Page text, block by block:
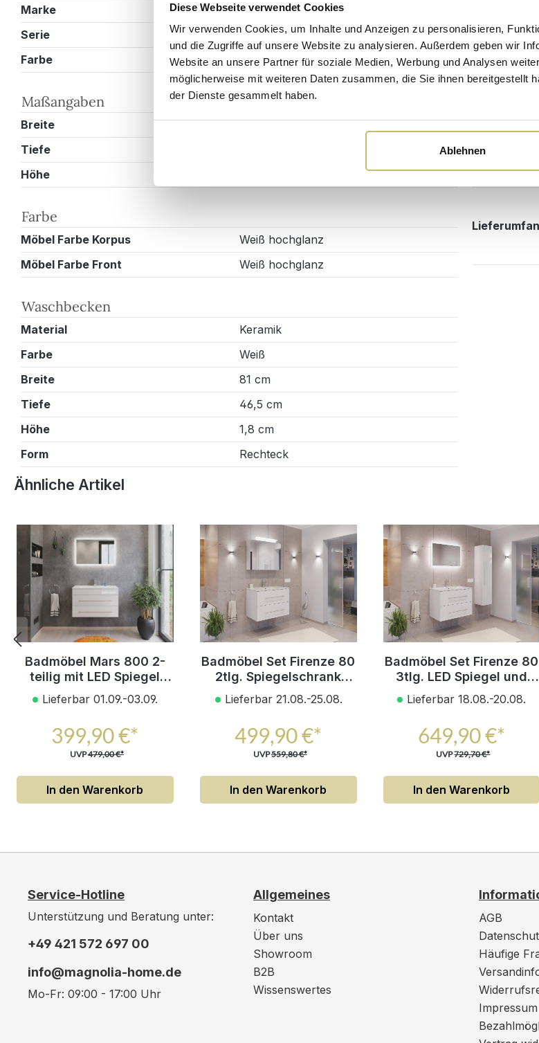
Diese Webseite verwendet Cookies
Wir verwenden Cookies, um Inhalte und Anzeigen zu personalisieren,
und die Zugriffe auf unsere Website zu analysieren. Außerdem geben wir
Website an unsere Partner für soziale Medien, Werbung und Analysen
möglicherweise mit weiteren Daten zusammen, die Sie ihnen bereitgestellt
der Dienste gesammelt haben.
Ablehnen
Marke
Magnolia Home
Serie
Taifun
Farbe
Weiss hochglanz
Maßangaben
Breite
81 cm
Tiefe
Höhe
Farbe
Möbel Farbe Korpus
Weiß hochglanz
Möbel Farbe Front
Weiß hochglanz
Waschbecken
Material
Keramik
Farbe
Weiß
Breite
81 cm
Tiefe
46,5 cm
Höhe
1,8 cm
Form
Rechteck
Möbel Form
Grifftyp
Montage
Montageart
Produktgalerie überspringen
Ähnliche Artikel
Badmöbel Mars 800 2-
teilig mit LED Spiegel
SlimLine weiss
hochglanz
Lieferbar 01.09.-03.09.
399,90 €*
UVP479,00 €*
In den Warenkorb
Badmöbel Set Firenze 80
2tlg. Spiegelschrank
Softclose weiß
hochglanz
Lieferbar 21.08.-25.08.
499,90 €*
UVP559,80 €*
In den Warenkorb
Badmöbel Set Firenze 80
3tlg. LED Spiegel und
Hochschrank weiß
hochglanz
Lieferbar 18.08.-20.08.
649,90 €*
UVP729,70 €*
In den Warenkorb
Service-Hotline
Unterstützung und Beratung unter:
+49 421 572 697 00
info@magnolia-home.de
Mo-Fr: 09:00 - 17:00 Uhr
Allgemeines
Kontakt
Über uns
Showroom
B2B
Wissenswertes
AGB
Häufige
Impressum